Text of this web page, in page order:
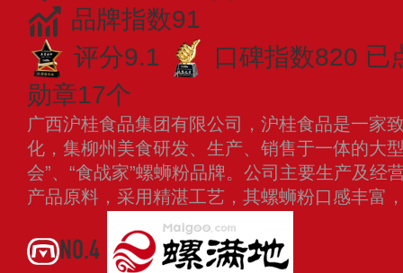
品牌指数91
评分9.1
口碑指数820 已
勋章17个
广西沪桂食品集团有限公司，沪桂食品是一家
化，集柳州美食研发、生产、销售于一体的大
会”、“食战家”螺蛳粉品牌。公司主要生产及经
产品原料，采用精湛工艺，其螺蛳粉口感丰富
NO.4